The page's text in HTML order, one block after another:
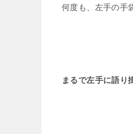
何度も、左手の手
まるで左手に語り